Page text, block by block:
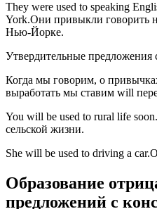
They were used to speaking
York.Они привыкли говорить
Нью-Йорке.
Утвердительные предложения
Когда мы говорим, о
выработать мы ставим will
You will be used to rural life
сельской жизни.
She will be used to driving a
Образование
предложений с